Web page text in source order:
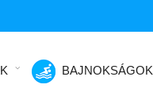
BAJNOKSÁGOK